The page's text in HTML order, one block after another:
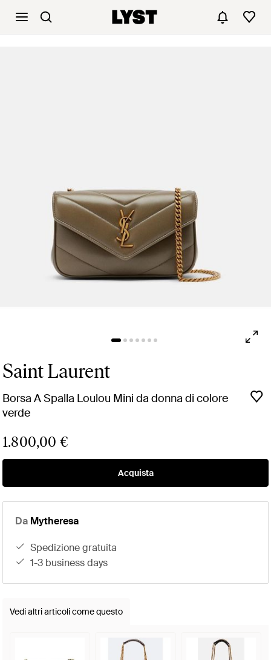
Saint Laurent
Borsa A Spalla Loulou Mini da donna di colore
verde
1.800,00 €
Acquista
Da Mytheresa
spedizione gratuita
1-3 business days
Vedi altri articoli come questo